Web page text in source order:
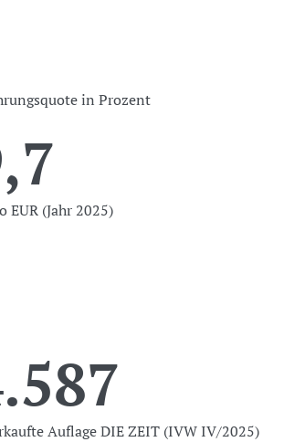
in Prozent
EUR (Jahr 2025)
Auflage DIE ZEIT (IVW IV/2025)